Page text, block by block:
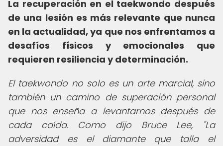
La recuperación en el taekwondo después
de una lesión es más relevante que nunca
en la actualidad, ya que nos enfrentamos a
desafíos físicos y emocionales que
requieren resiliencia y determinación.
El taekwondo no solo es un arte marcial, sino
también un camino de superación personal
que nos enseña a levantarnos después de
cada caída. Como dijo Bruce Lee, "La
adversidad es el diamante que talla el